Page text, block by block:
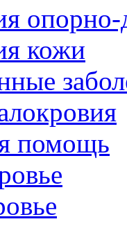
опорно-
кожи
помощь